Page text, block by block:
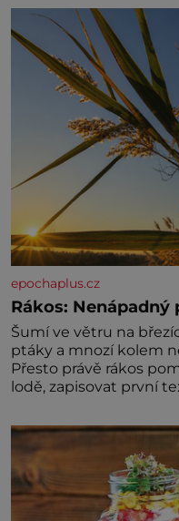
epochaplus.cz
Rákos:
Šumí ve větru na
ptáky a mnozí kolem
Přesto právě rákos
lodě, zapisovat první
už tisíce let. Většina
obyčejnou kulisu
podívat